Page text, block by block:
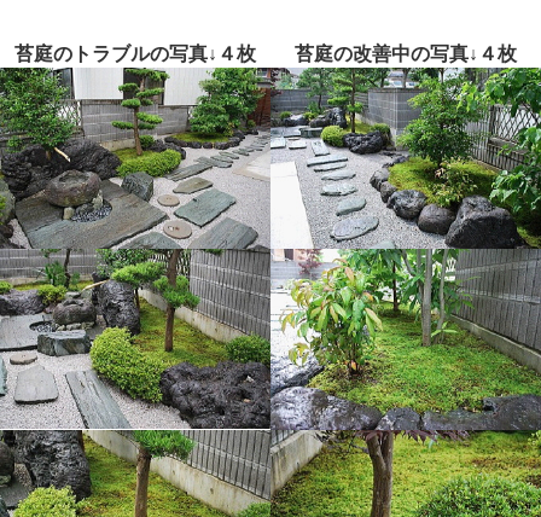
苔庭のトラブルの写真↓４枚 苔庭の改善中の写真↓４枚